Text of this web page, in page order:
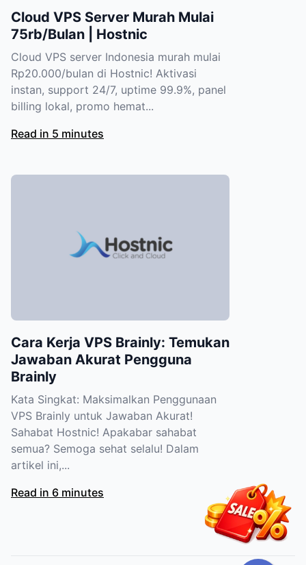
Cloud VPS Server Murah Mulai
75rb/Bulan | Hostnic
Cloud VPS server Indonesia murah mulai
Rp20.000/bulan di Hostnic! Aktivasi
instan, support 24/7, uptime 99.9%, panel
billing lokal, promo hemat...
Read in 5 minutes
Cara Kerja VPS Brainly: Temukan
Jawaban Akurat Pengguna
Brainly
Kata Singkat: Maksimalkan Penggunaan
VPS Brainly untuk Jawaban Akurat!
Sahabat Hostnic! Apakabar sahabat
semua? Semoga sehat selalu! Dalam
artikel ini,...
Read in 6 minutes